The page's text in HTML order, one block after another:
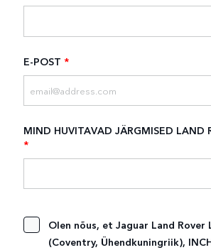
E-POST *
MIND HUVITAVAD JÄRGMISED LAND
*
Olen nõus, et Jaguar Land Rover
(Coventry, Ühendkuningriik),